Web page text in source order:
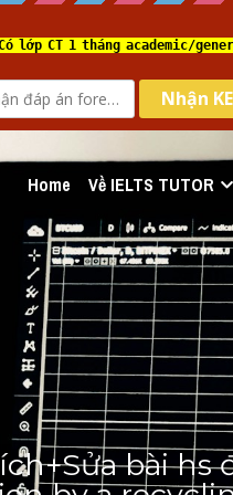
Home Về IELTS TUTOR
bài hs